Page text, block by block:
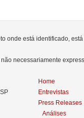
onde está identificado,
necessariamente
Home
Entrevistas
Press Releases
Análises